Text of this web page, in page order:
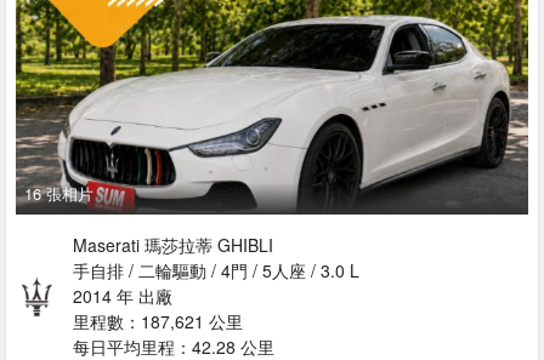
16 張相片
Maserati 瑪莎拉蒂 GHIBLI
手自排 / 二輪驅動 / 4門 / 5人座 / 3.0 L
2014 年 出廠
里程數：187,621 公里
每日平均里程：42.28 公里